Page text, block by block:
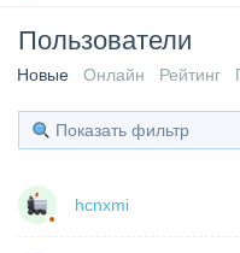
Пользователи
Новые Онлайн Рейтинг
Показать фильтр
hcnxmi